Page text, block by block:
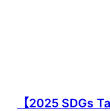
【2025 SDGs